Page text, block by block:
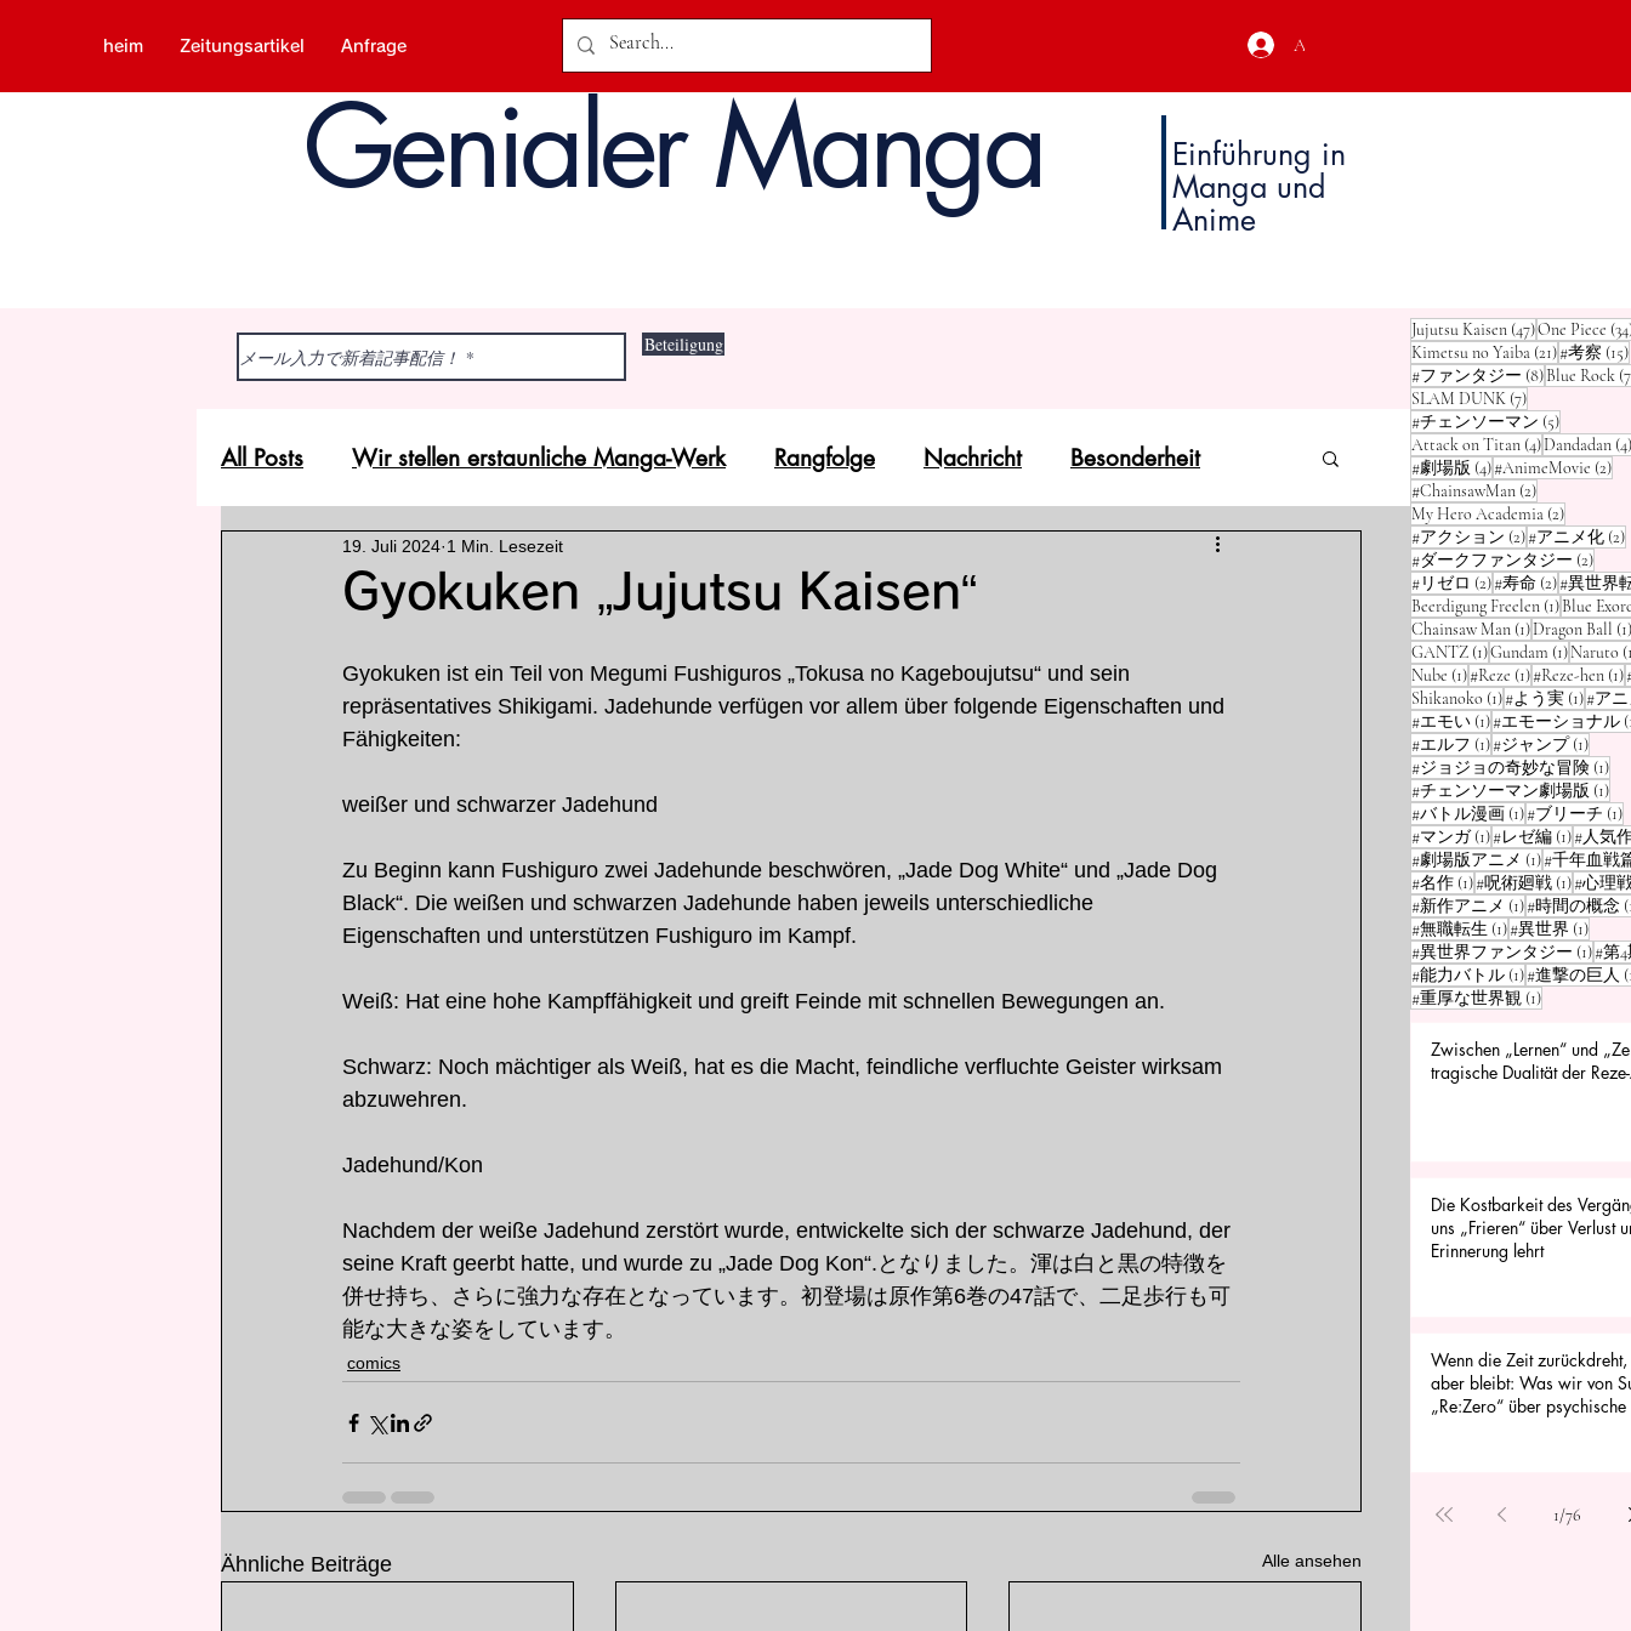
heim Zeitungsartikel Anfrage Anmeldung
Genialer Manga
Einführung in
Manga und
Anime
Beteiligung
All Posts Wir stellen erstaunliche Manga-Werk Rangfolge Nachricht Besonderheit
Anime comics
Gyokuken „Jujutsu Kaisen“
19. Juli 2024 1 Min. Lesezeit
Gyokuken ist ein Teil von Megumi Fushiguros „Tokusa no Kageboujutsu“ und sein
repräsentatives Shikigami. Jadehunde verfügen vor allem über folgende Eigenschaften und
Fähigkeiten:
weißer und schwarzer Jadehund
Zu Beginn kann Fushiguro zwei Jadehunde beschwören, „Jade Dog White“ und „Jade Dog
Black“. Die weißen und schwarzen Jadehunde haben jeweils unterschiedliche
Eigenschaften und unterstützen Fushiguro im Kampf.
Weiß: Hat eine hohe Kampffähigkeit und greift Feinde mit schnellen Bewegungen an.
Schwarz: Noch mächtiger als Weiß, hat es die Macht, feindliche verfluchte Geister wirksam
abzuwehren.
Jadehund/Kon
Nachdem der weiße Jadehund zerstört wurde, entwickelte sich der schwarze Jadehund, der
seine Kraft geerbt hatte, und wurde zu „Jade Dog Kon“.となりました。渾は白と黒の特徴を
併せ持ち、さらに強力な存在となっています。初登場は原作第6巻の47話で、二足歩行も可
能な大きな姿をしています。
comics
Ähnliche Beiträge Alle ansehen
Jujutsu Kaisen (47)47 Beiträge
One Piece
Kimetsu no Yaiba (21)21 Beiträge
#考察 (15)
#ファンタジー (8)8 Beiträge
Blue Rock
SLAM DUNK (7)7 Beiträge
#チェンソーマン (5)5 Beiträge
Attack on Titan (4)4 Beiträge
Dandadan (4)
#劇場版 (4)4 Beiträge
#AnimeMovie (2)2
#ChainsawMan (2)2 Beiträge
My Hero Academia (2)2 Beiträge
#アクション (2)2 Beiträge
#アニメ化 (2)
#ダークファンタジー (2)2
#リゼロ (2)2 Beiträge
#寿命 (2)2 Beiträge
#異世界
Beerdigung Freelen (1)1 Beitrag
Blue
Chainsaw Man (1)1 Beitrag
Dragon Ball (1)
GANTZ (1)1 Beitrag
Gundam (1)1 Beitrag
Naruto
Nube (1)1 Beitrag
#Reze (1)1 Beitrag
#Reze-hen (1)
Shikanoko (1)1 Beitrag
#よう実 (1)1#ア
#エモい (1)1 Beitrag
#エモーショナル
#エルフ (1)1 Beitrag
#ジャンプ (1)1
#ジョジョの奇妙な冒険 (1)1
#チェンソーマン劇場版 (1)1
#バトル漫画 (1)1 Beitrag
#ブリーチ (1)
#マンガ (1)1 Beitrag
#レゼ編 (1)1 Beitrag
#人気
#劇場版アニメ (1)1 Beitrag
#千年血戦
#名作 (1)1 Beitrag
#呪術廻戦 (1)1 Beitrag
#心理
#新作アニメ (1)1 Beitrag
#時間の概念
#無職転生 (1)1 Beitrag
#異世界 (1)1
#異世界ファンタジー (1)1#第
#能力バトル (1)1 Beitrag
#進撃の巨人
#重厚な世界観 (1)1 Beitrag
Zwischen „Lernen“ und
tragische Dualität der
Die Kostbarkeit des
uns „Frieren“ über Verlust
Erinnerung lehrt
Wenn die Zeit
aber bleibt: Was wir von
„Re:Zero“ über psychische
1/76